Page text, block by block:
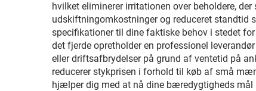
hvilket eliminerer irritationen over beholdere,
udskiftningomkostninger og reduceret standtid
specifikationer til dine faktiske behov i stedet
det fjerde opretholder en professionel
eller driftsafbrydelser på grund af ventetid på
reducerer stykprisen i forhold til køb af små
hjælper dig med at nå dine bæredygtigheds mål